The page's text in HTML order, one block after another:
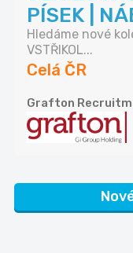
PÍSEK |
Hledáme nové
VSTŘIKOL...
Celá ČR
Grafton